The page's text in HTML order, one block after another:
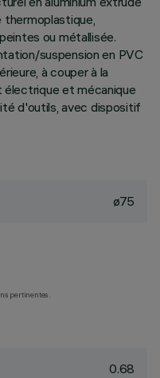
thermoplastique,
ou métallisée.
suspension en PVC
à couper à la
électrique et mécanique
d'outils, avec dispositif
ø75
pertinentes.
0.68